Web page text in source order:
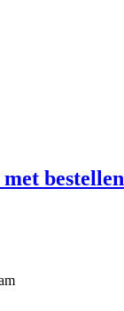
bestellen